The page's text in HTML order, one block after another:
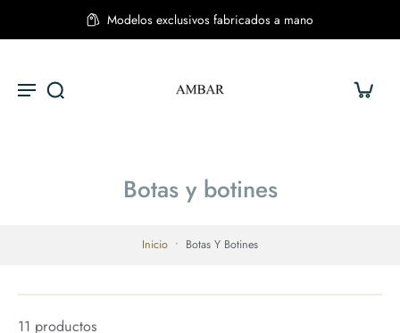
Modelos exclusivos fabricados a mano
Botas y botines
Inicio • Botas Y Botines
11 productos